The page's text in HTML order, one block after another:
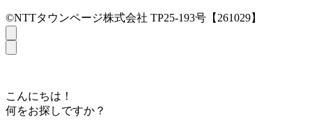
©NTTタウンページ株式会社 TP25-193号【261029】
こんにちは！
何をお探しですか？